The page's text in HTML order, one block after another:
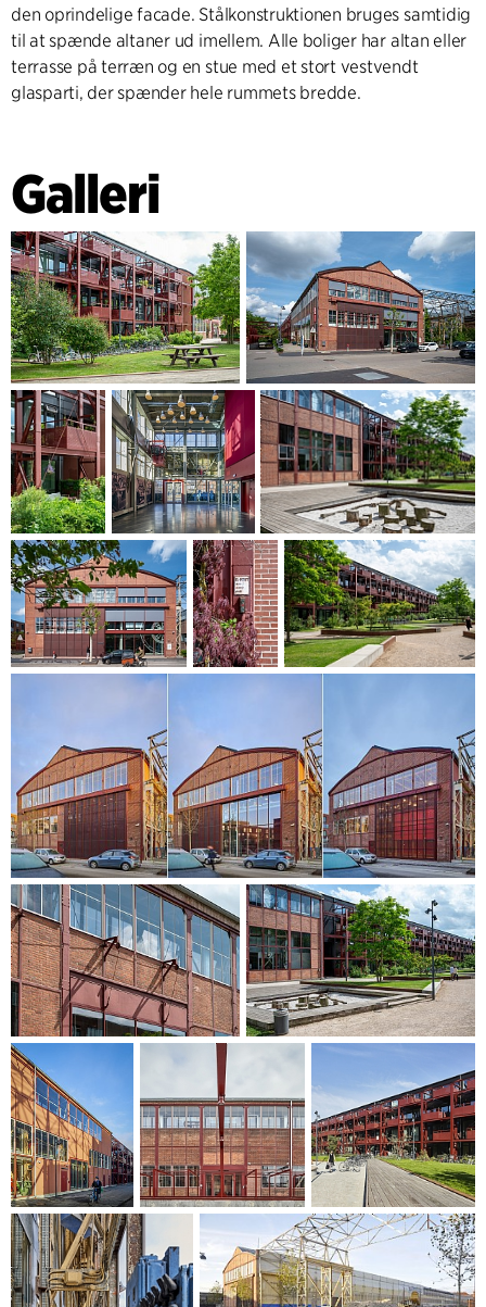
den oprindelige facade. Stålkonstruktionen bruges samtidig
til at spænde altaner ud imellem. Alle boliger har altan eller
terrasse på terræn og en stue med et stort vestvendt
glasparti, der spænder hele rummets bredde.
Galleri